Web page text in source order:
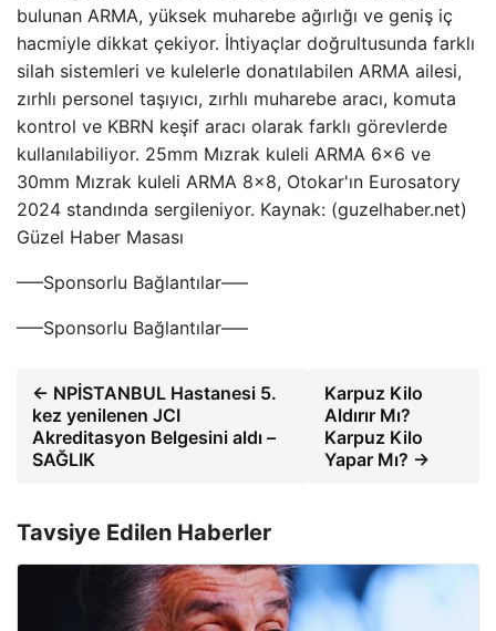
bulunan ARMA, yüksek muharebe ağırlığı ve geniş iç
hacmiyle dikkat çekiyor. İhtiyaçlar doğrultusunda farklı
silah sistemleri ve kulelerle donatılabilen ARMA ailesi,
zırhlı personel taşıyıcı, zırhlı muharebe aracı, komuta
kontrol ve KBRN keşif aracı olarak farklı görevlerde
kullanılabiliyor. 25mm Mızrak kuleli ARMA 6×6 ve
30mm Mızrak kuleli ARMA 8×8, Otokar'ın Eurosatory
2024 standında sergileniyor. Kaynak: (guzelhaber.net)
Güzel Haber Masası
—–Sponsorlu Bağlantılar—–
—–Sponsorlu Bağlantılar—–
← NPİSTANBUL Hastanesi 5.
kez yenilenen JCI
Akreditasyon Belgesini aldı –
SAĞLIK
Karpuz Kilo
Aldırır Mı?
Karpuz Kilo
Yapar Mı? →
Tavsiye Edilen Haberler